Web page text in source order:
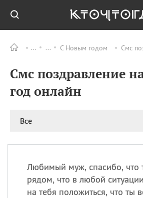
С Новым годом Смс
Смс поздравление
год онлайн
Все
Любимый муж, спасибо, что
рядом, что в любой
на тебя положиться, что ты
09.08
11.08
11.08